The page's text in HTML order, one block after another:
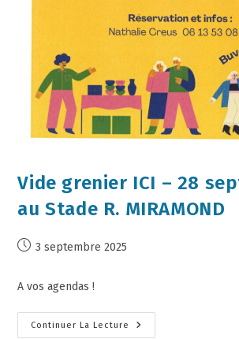
Vide grenier ICI – 28
au Stade R. MIRAMOND
3 septembre 2025
A vos agendas !
Continuer La Lecture